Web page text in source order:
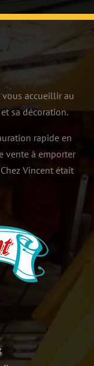
vous accueillir au
sa décoration.
rapide en
vente à emporter
Vincent était